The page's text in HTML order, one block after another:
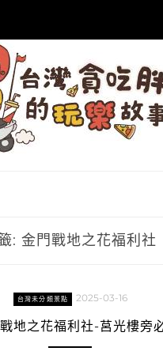
: 金門戰地之花福利社
台灣未分類景點 2025-03-16
戰地之花福利社-莒光樓旁